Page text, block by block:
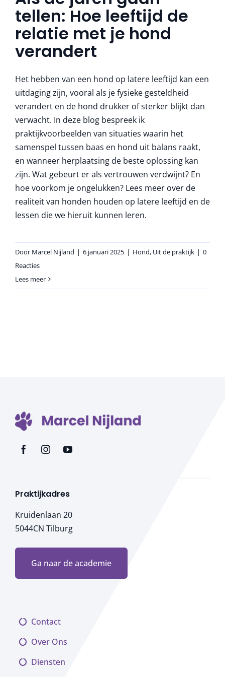
More
tellen: Hoe leeftijd de
relatie met je hond
verandert
Het hebben van een hond op latere leeftijd kan een
uitdaging zijn, vooral als je fysieke gesteldheid
verandert en de hond drukker of sterker blijkt dan
verwacht. In deze blog bespreek ik
praktijkvoorbeelden van situaties waarin het
samenspel tussen baas en hond uit balans raakt,
en wanneer herplaatsing de beste oplossing kan
zijn. Wat gebeurt er als vertrouwen verdwijnt? En
hoe voorkom je ongelukken? Lees meer over de
realiteit van honden houden op latere leeftijd en de
lessen die we hieruit kunnen leren.
Door Marcel Nijland | 6 januari 2025 | Hond, Uit de praktijk | 0
Reacties
Lees meer
Praktijkadres
Kruidenlaan 20
5044CN Tilburg
Ga naar de academie
Contact
Over Ons
Diensten